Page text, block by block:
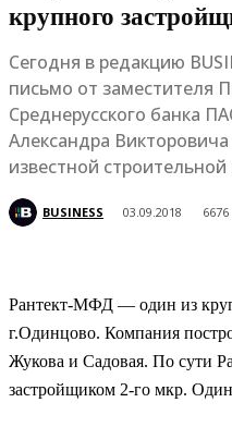
крупного
Сегодня в редакцию
письмо от заместителя
Среднерусского банка
Александра
известной
BUSINESS 03.09.2018 6676
Рантект-МФД — один из
г.Одинцово. Компания
Жукова и Садовая. По сути
застройщиком 2-го мкр.